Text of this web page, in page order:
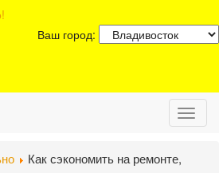
Ваш город:
Как сэкономить на ремонте,